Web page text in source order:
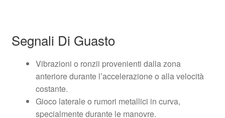
Segnali Di Guasto
Vibrazioni o ronzii provenienti dalla zona
anteriore durante l’accelerazione o alla velocità
costante.
Gioco laterale o rumori metallici in curva,
specialmente durante le manovre.